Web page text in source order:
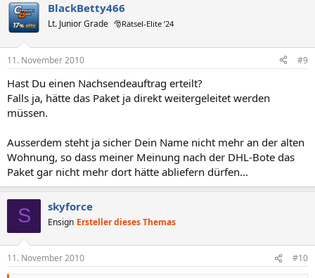
BlackBetty466
Lt. Junior Grade 🎅Rätsel-Elite ’24
11. November 2010 #9
Hast Du einen Nachsendeauftrag erteilt?
Falls ja, hätte das Paket ja direkt weitergeleitet werden
müssen.
Ausserdem steht ja sicher Dein Name nicht mehr an der alten
Wohnung, so dass meiner Meinung nach der DHL-Bote das
Paket gar nicht mehr dort hätte abliefern dürfen...
S skyforce
Ensign Ersteller dieses Themas
11. November 2010 #10